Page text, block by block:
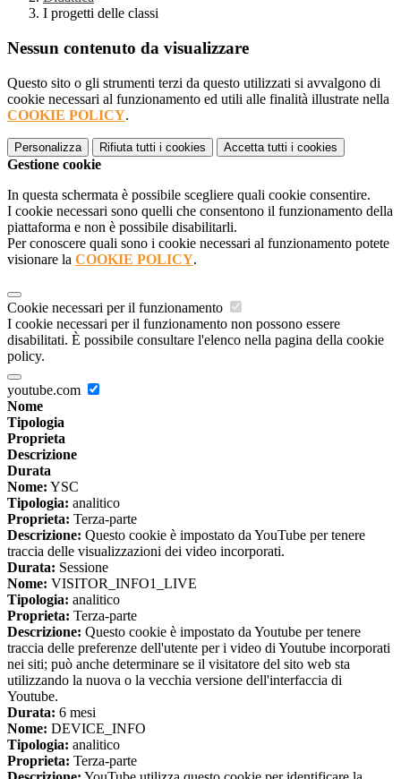
I progetti delle classi
Nessun contenuto da visualizzare
Questo sito o gli strumenti terzi da questo utilizzati si avvalgono di
cookie necessari al funzionamento ed utili alle finalità illustrate nella
COOKIE POLICY.
Personalizza Rifiuta tutti i cookies Accetta tutti i cookies
Gestione cookie
In questa schermata è possibile scegliere quali cookie consentire.
I cookie necessari sono quelli che consentono il funzionamento della
piattaforma e non è possibile disabilitarli.
Per conoscere quali sono i cookie necessari al funzionamento potete
visionare la COOKIE POLICY.
Cookie necessari per il funzionamento
I cookie necessari per il funzionamento non possono essere
disabilitati. È possibile consultare l'elenco nella pagina della cookie
policy.
youtube.com
Nome
Tipologia
Proprieta
Descrizione
Durata
Nome: YSC
Tipologia: analitico
Proprieta: Terza-parte
Descrizione: Questo cookie è impostato da YouTube per tenere
traccia delle visualizzazioni dei video incorporati.
Durata: Sessione
Nome: VISITOR_INFO1_LIVE
Tipologia: analitico
Proprieta: Terza-parte
Descrizione: Questo cookie è impostato da Youtube per tenere
traccia delle preferenze dell'utente per i video di Youtube incorporati
nei siti; può anche determinare se il visitatore del sito web sta
utilizzando la nuova o la vecchia versione dell'interfaccia di
Youtube.
Durata: 6 mesi
Nome: DEVICE_INFO
Tipologia: analitico
Proprieta: Terza-parte